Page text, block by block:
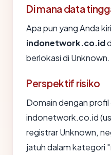
Di mana data
Apa pun yang Anda
indonetwork.co.id
berlokasi di Unknown.
Perspektif risiko
Domain dengan
indonetwork.co.id
registrar Unknown,
jatuh dalam kategori